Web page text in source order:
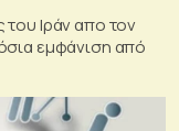
Ιράν απο τον
εμφάνιση από